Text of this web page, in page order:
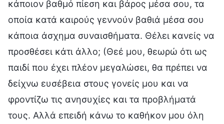
κάποιον βαθμό πίεση και βάρος μέσα σου, τα
οποία κατά καιρούς γεννούν βαθιά μέσα σου
κάποια άσχημα συναισθήματα. Θέλει κανείς να
προσθέσει κάτι άλλο; (Θεέ μου, θεωρώ ότι ως
παιδί που έχει πλέον μεγαλώσει, θα πρέπει να
δείχνω ευσέβεια στους γονείς μου και να
φροντίζω τις ανησυχίες και τα προβλήματά
τους. Αλλά επειδή κάνω το καθήκον μου όλη